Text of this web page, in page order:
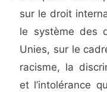
sur le droit
le système des
Unies, sur le
racisme, la
et l’intolérance